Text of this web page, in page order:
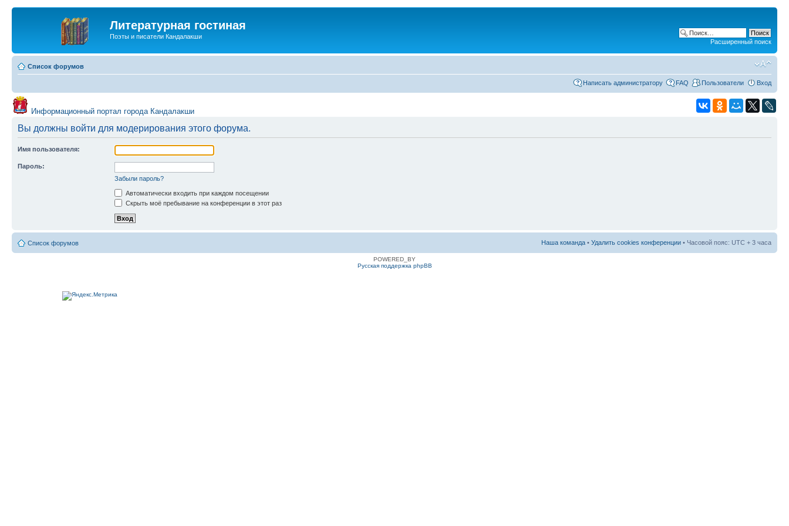
Литературная гостиная
Поэты и писатели Кандалакши
Расширенный поиск
Список форумов
Написать администратору FAQ Пользователи Вход
Информационный портал города Кандалакши
Вы должны войти для модерирования этого форума.
Имя пользователя:
Пароль:
Забыли пароль?
Автоматически входить при каждом посещении
Скрыть моё пребывание на конференции в этот раз
Список форумов Наша команда • Удалить cookies конференции • Часовой пояс: UTC + 3 часа
POWERED_BY
Русская поддержка phpBB